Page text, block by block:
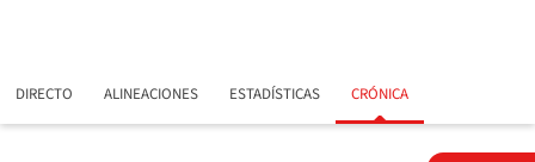
DIRECTO ALINEACIONES ESTADÍSTICAS CRÓNICA